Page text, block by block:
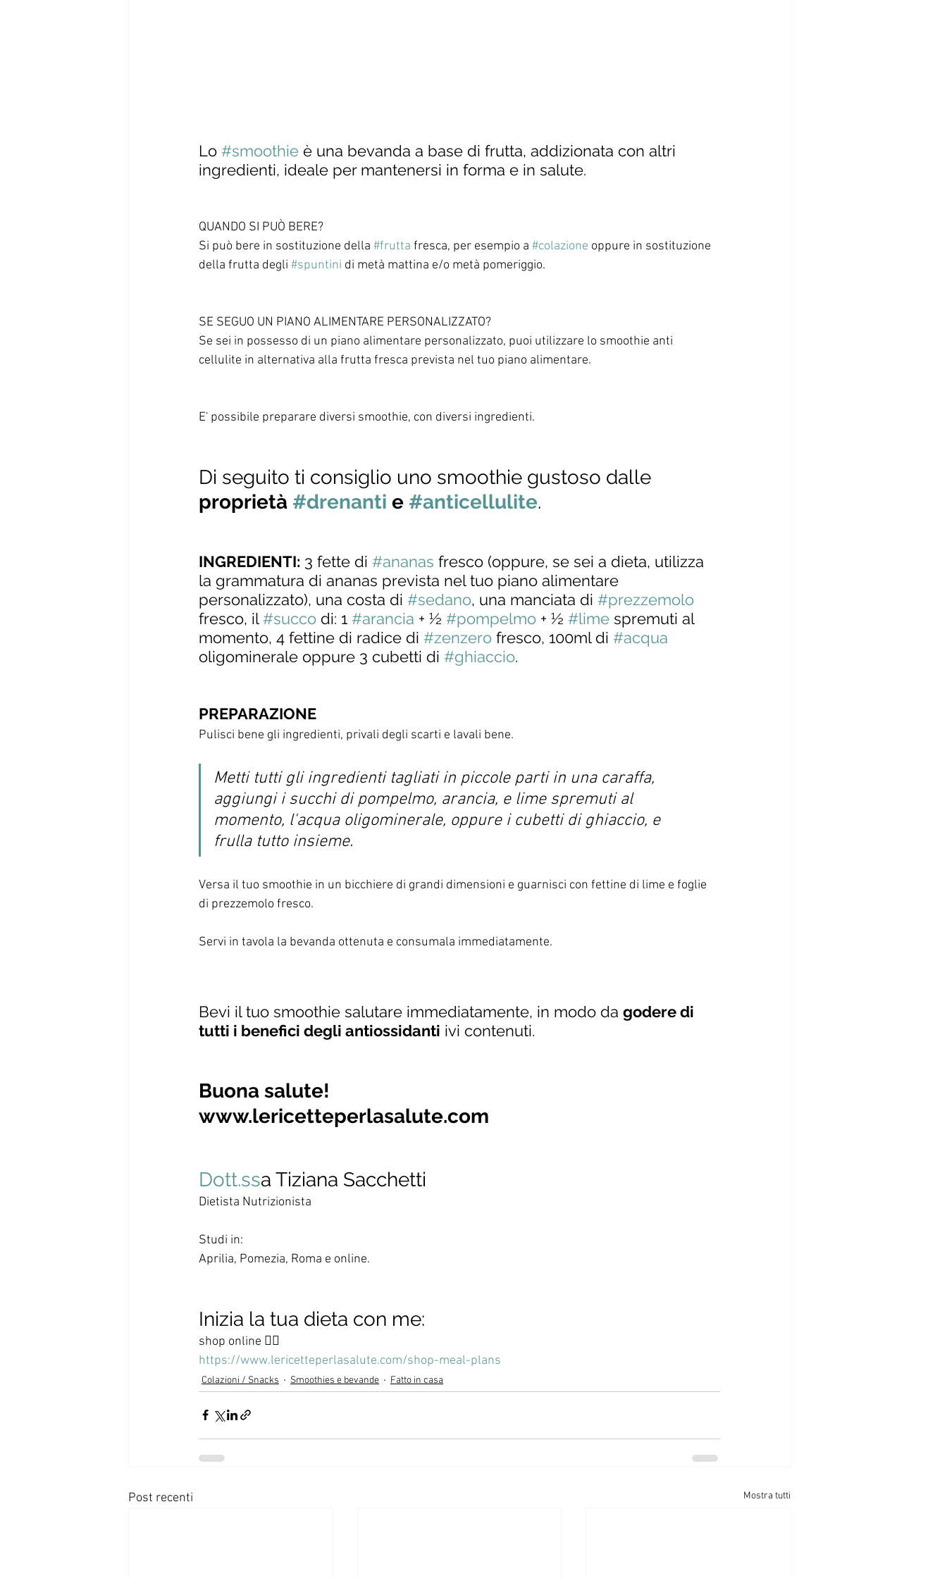
Lo #smoothie è una bevanda a base di frutta, addizionata con altri
ingredienti, ideale per mantenersi in forma e in salute.
QUANDO SI PUÒ BERE?
Si può bere in sostituzione della #frutta fresca, per esempio a #colazione oppure in sostituzione
della frutta degli #spuntini di metà mattina e/o metà pomeriggio.
SE SEGUO UN PIANO ALIMENTARE PERSONALIZZATO?
Se sei in possesso di un piano alimentare personalizzato, puoi utilizzare lo smoothie anti
cellulite in alternativa alla frutta fresca prevista nel tuo piano alimentare.
E' possibile preparare diversi smoothie, con diversi ingredienti.
Di seguito ti consiglio uno smoothie gustoso dalle
proprietà #drenanti e #anticellulite.
INGREDIENTI: 3 fette di #ananas fresco (oppure, se sei a dieta, utilizza
la grammatura di ananas prevista nel tuo piano alimentare
personalizzato), una costa di #sedano, una manciata di #prezzemolo
fresco, il #succo di: 1 #arancia + ½ #pompelmo + ½ #lime spremuti al
momento, 4 fettine di radice di #zenzero fresco, 100ml di #acqua
oligominerale oppure 3 cubetti di #ghiaccio.
PREPARAZIONE
Pulisci bene gli ingredienti, privali degli scarti e lavali bene.
Metti tutti gli ingredienti tagliati in piccole parti in una caraffa,
aggiungi i succhi di pompelmo, arancia, e lime spremuti al
momento, l'acqua oligominerale, oppure i cubetti di ghiaccio, e
frulla tutto insieme.
Versa il tuo smoothie in un bicchiere di grandi dimensioni e guarnisci con fettine di lime e foglie
di prezzemolo fresco.
Servi in tavola la bevanda ottenuta e consumala immediatamente.
Bevi il tuo smoothie salutare immediatamente, in modo da godere di
tutti i benefici degli antiossidanti ivi contenuti.
Buona salute!
www.lericetteperlasalute.com
Dott.ssa Tiziana Sacchetti
Dietista Nutrizionista
Studi in:
Aprilia, Pomezia, Roma e online.
Inizia la tua dieta con me:
shop online 👇🏻
https://www.lericetteperlasalute.com/shop-meal-plans
Colazioni / Snacks Smoothies e bevande Fatto in casa
Post recenti Mostra tutti